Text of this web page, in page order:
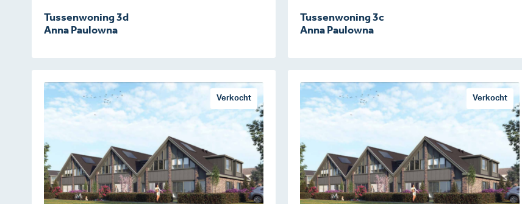
Tussenwoning 3d
Anna Paulowna
Tussenwoning 3c
Anna Paulowna
Verkocht Verkocht